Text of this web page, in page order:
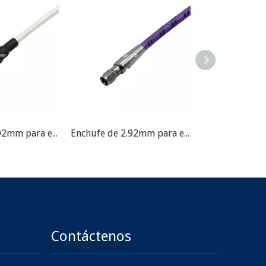
Enchufe de 2.92mm para el ensamblaje del cable de prueba Enchufe de 2.92mm para el ensamblaje del cable de prueba
Contáctenos